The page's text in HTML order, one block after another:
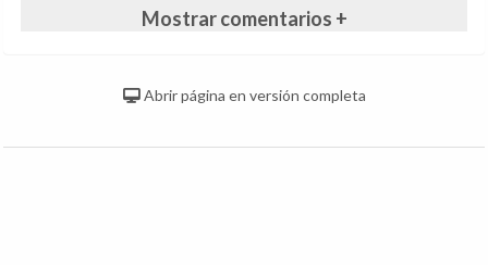
Mostrar comentarios +
Abrir página en versión completa